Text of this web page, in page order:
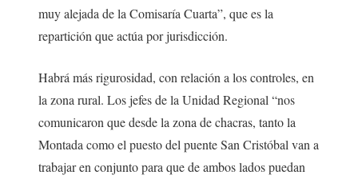
muy alejada de la Comisaría Cuarta”, que es la
repartición que actúa por jurisdicción.
Habrá más rigurosidad, con relación a los controles, en
la zona rural. Los jefes de la Unidad Regional “nos
comunicaron que desde la zona de chacras, tanto la
Montada como el puesto del puente San Cristóbal van a
trabajar en conjunto para que de ambos lados puedan